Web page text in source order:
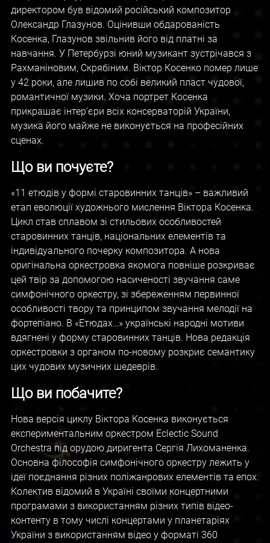
директором був відомий російський композитор
Олександр Глазунов. Оцінивши обдарованість
Косенка, Глазунов звільнив його від платні за
навчання. У Петербурзі юний музикант зустрічався з
Рахманіновим, Скрябіним. Віктор Косенко помер лише
у 42 роки, але лишив по собі великий пласт чудової,
романтичної музики. Хоча портрет Косенка
прикрашає інтер‘єри всіх консерваторій України,
музика його майже не виконується на професійних
сценах.
Що ви почуєте?
«11 етюдів у формі старовинних танців» – важливий
етап еволюції художнього мислення Віктора Косенка.
Цикл став сплавом зі стильових особливостей
старовинних танців, національних елементів та
індивідуального почерку композитора. А нова
оригінальна оркестровка якомога повніше розкриває
цей твір за допомогою насиченості звучання саме
симфонічного оркестру, зі збереженням первинної
особливості твору та принципом звучання мелодії на
фортепіано. В «Етюдах…» українські народні мотиви
вдягнені у форму старовинних танців. Нова редакція
оркестровки з органом по-новому розкриє семантику
цих чудових музичних шедеврів.
Що ви побачите?
Нова версія циклу Віктора Косенка виконується
експериментальним оркестром Eclectic Sound
Orchestra під орудою диригента Сергія Лихоманенка.
Основна філософія симфонічного оркестру лежить у
ідеї поєднання різних поліжанрових елементів та епох.
Колектив відомий в Україні своїми концертними
програмами з використанням різних типів відео-
контенту в тому числі концертами у планетаріях
України з використанням відео у форматі 360